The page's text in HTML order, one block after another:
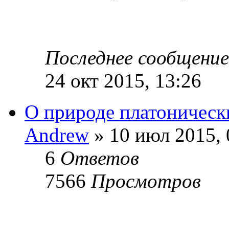
Последнее
24 окт 2015, 13:26
О природе
Andrew » 10 июл 2015,
6 Ответов
7566 Просмотров